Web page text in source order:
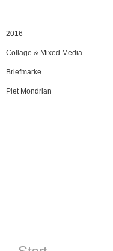
2016
Collage & Mixed Media
Briefmarke
Piet Mondrian